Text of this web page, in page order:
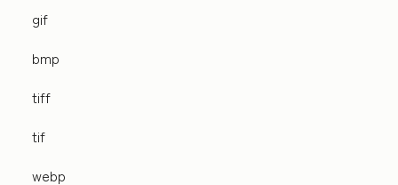
gif
bmp
tiff
tif
webp